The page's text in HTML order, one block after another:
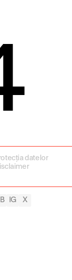
datelor
IG X